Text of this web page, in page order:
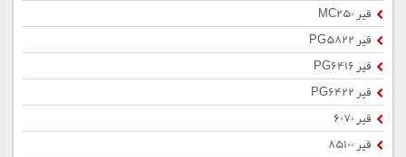
قیر MC250
قیر PG5822
قیر PG6416
قیر PG6422
قیر 6070
قیر 85100